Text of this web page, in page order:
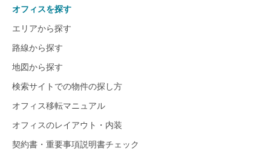
オフィスを探す
エリアから探す
路線から探す
地図から探す
検索サイトでの物件の探し方
オフィス移転マニュアル
オフィスのレイアウト・内装
契約書・重要事項説明書チェック